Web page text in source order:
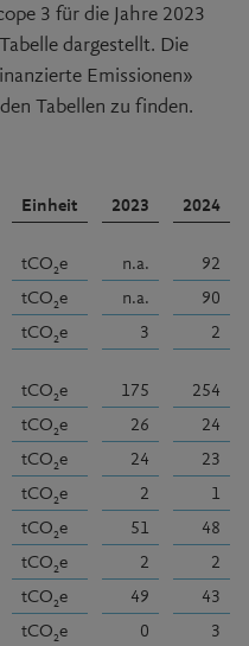
3 für die Jahre 2023
dargestellt. Die
Emissionen»
Tabellen zu finden.
Einheit 2023
2024
tCO2e n.a.
92
tCO2e n.a.
90
tCO2e 3
2
tCO2e 175
254
tCO2e 26
24
tCO2e 24
23
tCO2e 2
1
tCO2e 51
48
tCO2e 2
2
tCO2e 49
43
tCO2e 0
3